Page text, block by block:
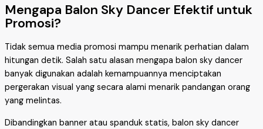
Mengapa Balon Sky Dancer Efektif untuk
Promosi?
Tidak semua media promosi mampu menarik perhatian dalam
hitungan detik. Salah satu alasan mengapa balon sky dancer
banyak digunakan adalah kemampuannya menciptakan
pergerakan visual yang secara alami menarik pandangan orang
yang melintas.
Dibandingkan banner atau spanduk statis, balon sky dancer